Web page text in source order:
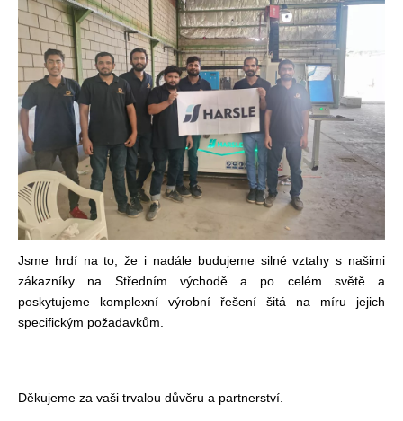
Jsme hrdí na to, že i nadále budujeme silné vztahy s našimi
zákazníky na Středním východě a po celém světě a
poskytujeme komplexní výrobní řešení šitá na míru jejich
specifickým požadavkům.
Děkujeme za vaši trvalou důvěru a partnerství.